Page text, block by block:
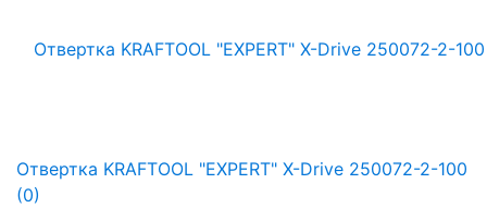
Отвертка KRAFTOOL "EXPERT" X-Drive 250072-2-100
(0)